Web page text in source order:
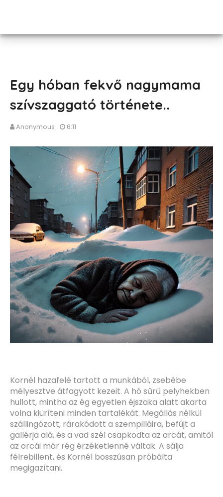
Egy hóban fekvő nagymama
szívszaggató története..
Anonymous 6:11
Kornél hazafelé tartott a munkából, zsebébe
mélyesztve átfagyott kezeit. A hó sűrű pelyhekben
hullott, mintha az ég egyetlen éjszaka alatt akarta
volna kiüríteni minden tartalékát. Megállás nélkül
szállingózott, rárakódott a szempilláira, befújt a
gallérja alá, és a vad szél csapkodta az arcát, amitől
az orcái már rég érzéketlenné váltak. A sálja
félrebillent, és Kornél bosszúsan próbálta
megigazítani.